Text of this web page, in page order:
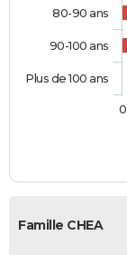
80-90 ans
90-100 ans
Plus de 100 ans
0
Famille CHEA